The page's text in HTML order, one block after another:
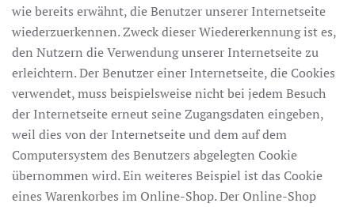
wie bereits erwähnt, die Benutzer unserer Internetseite
wiederzuerkennen. Zweck dieser Wiedererkennung ist es,
den Nutzern die Verwendung unserer Internetseite zu
erleichtern. Der Benutzer einer Internetseite, die Cookies
verwendet, muss beispielsweise nicht bei jedem Besuch
der Internetseite erneut seine Zugangsdaten eingeben,
weil dies von der Internetseite und dem auf dem
Computersystem des Benutzers abgelegten Cookie
übernommen wird. Ein weiteres Beispiel ist das Cookie
eines Warenkorbes im Online-Shop. Der Online-Shop